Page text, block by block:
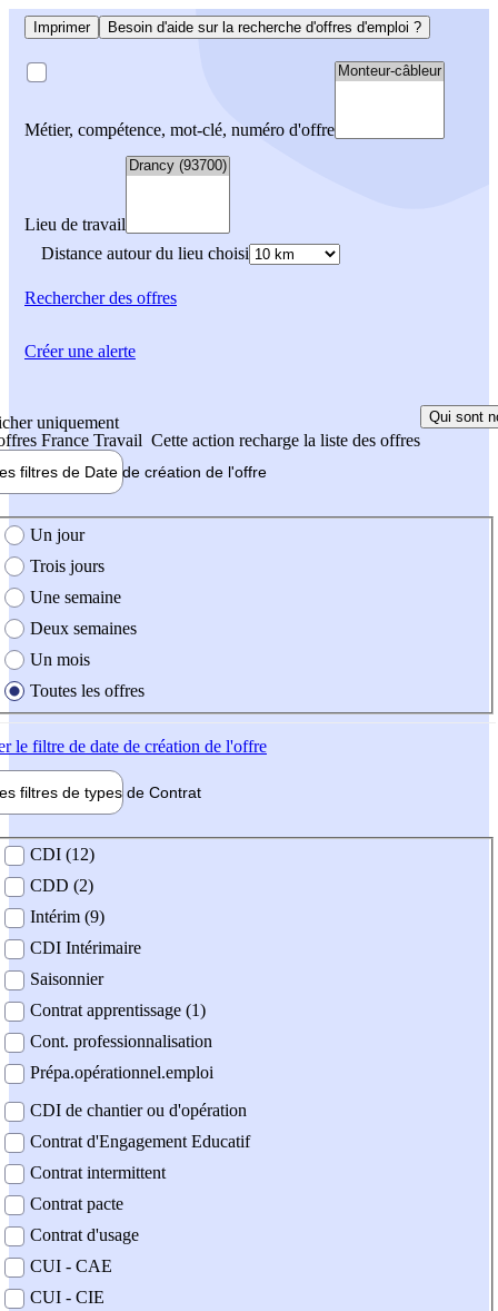
Imprimer Besoin d'aide sur la recherche d'offres d'emploi ?
Métier, compétence, mot-clé, numéro d'offre
Lieu de travail
Distance autour du lieu choisi
Rechercherdes offres
uniquement
France Travail Cette action recharge la liste des offres
Qui sont
filtres de Date de création de l'offre
création de l'offre
Un jour
Trois jours
Une semaine
Deux semaines
Un mois
Toutes les offres
le filtre de date de création de l'offre
filtres de types de Contrat
contrat
CDI (12)
CDD (2)
Intérim (9)
CDI Intérimaire
Saisonnier
Contrat apprentissage (1)
Cont. professionnalisation
Prépa.opérationnel.emploi
CDI de chantier ou d'opération
Contrat d'Engagement Educatif
Contrat intermittent
Contrat pacte
Contrat d'usage
CUI - CAE
CUI - CIE
Créer une alerte